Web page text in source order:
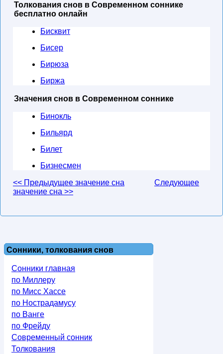
Толкования снов в Современном соннике
бесплатно онлайн
Бисквит
Бисер
Бирюза
Биржа
Значения снов в Современном соннике
Бинокль
Бильярд
Билет
Бизнесмен
<< Предыдущее значение сна
Следующее
значение сна >>
Сонники, толкования снов
Сонники главная
по Миллеру
по Мисс Хассе
по Нострадамусу
по Ванге
по Фрейду
Современный сонник
Толкования